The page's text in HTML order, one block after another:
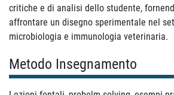
critiche e di analisi dello studente,
affrontare un disegno sperimentale nel
microbiologia e immunologia veterinaria.
Metodo Insegnamento